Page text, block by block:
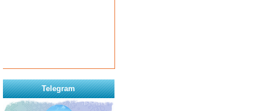
Telegram